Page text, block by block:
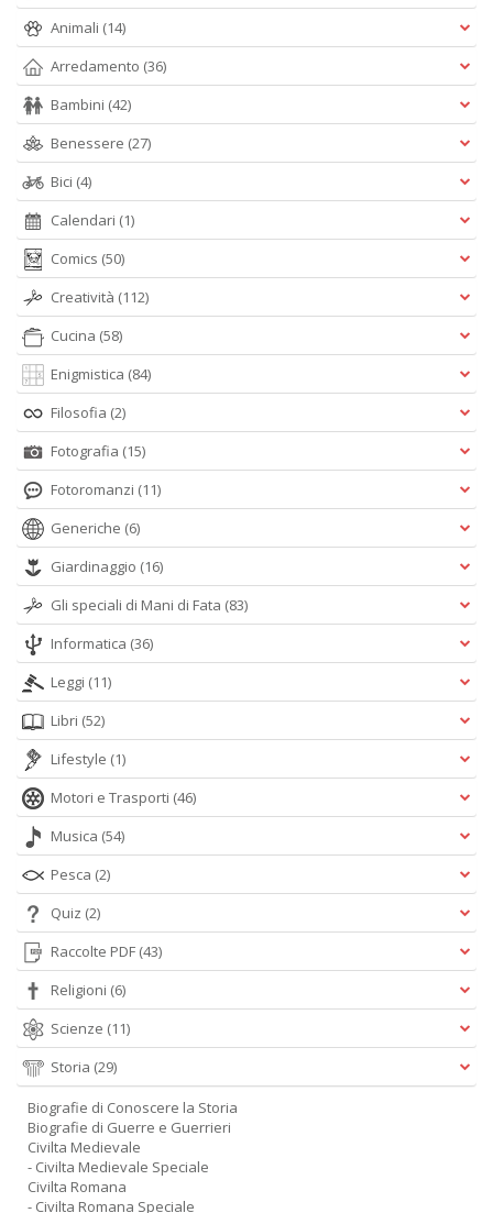
Animali (14)
Arredamento (36)
Bambini (42)
Benessere (27)
Bici (4)
Calendari (1)
Comics (50)
Creatività (112)
Cucina (58)
Enigmistica (84)
Filosofia (2)
Fotografia (15)
Fotoromanzi (11)
Generiche (6)
Giardinaggio (16)
Gli speciali di Mani di Fata (83)
Informatica (36)
Leggi (11)
Libri (52)
Lifestyle (1)
Motori e Trasporti (46)
Musica (54)
Pesca (2)
Quiz (2)
Raccolte PDF (43)
Religioni (6)
Scienze (11)
Storia (29)
Biografie di Conoscere la Storia
Biografie di Guerre e Guerrieri
Civilta Medievale
- Civilta Medievale Speciale
Civilta Romana
- Civilta Romana Speciale